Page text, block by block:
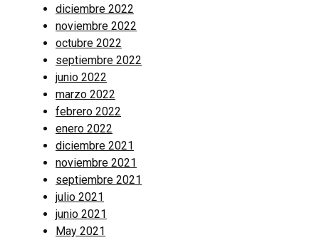
diciembre 2022
noviembre 2022
octubre 2022
septiembre 2022
junio 2022
marzo 2022
febrero 2022
enero 2022
diciembre 2021
noviembre 2021
septiembre 2021
julio 2021
junio 2021
May 2021